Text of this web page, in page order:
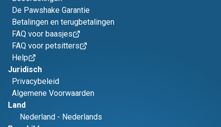
De Pawshake Garantie
Betalingen en terugbetalingen
FAQ voor baasjes
FAQ voor petsitters
Help
Juridisch
Privacybeleid
Algemene Voorwaarden
Land
Nederland - Nederlands